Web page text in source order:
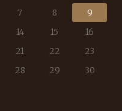
7 8
9
14 15
16
21 22
23
28 29
30